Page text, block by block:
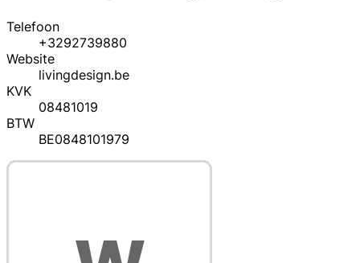
Telefoon
+3292739880
Website
livingdesign.be
KVK
08481019
BTW
BE0848101979